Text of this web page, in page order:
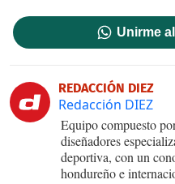
Unirme
REDACCIÓN DIEZ
Redacción DIEZ
Equipo compuesto
diseñadores
deportiva, con un
hondureño e